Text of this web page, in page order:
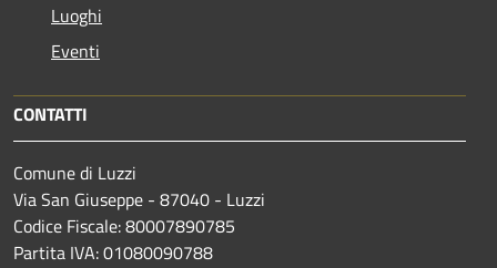
Luoghi
Eventi
CONTATTI
Comune di Luzzi
Via San Giuseppe - 87040 - Luzzi
Codice Fiscale: 80007890785
Partita IVA: 01080090788